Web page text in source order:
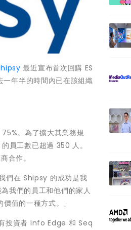
最近宣布首次回購 ES
年半的時間內已在該組織
。為了擴大其業務規
員工數已超過 350 人。
合作。
們在 Shipsy 的成功是我
我們的員工和他們的家人
值的一種方式。」
投資者 Info Edge 和 Seq